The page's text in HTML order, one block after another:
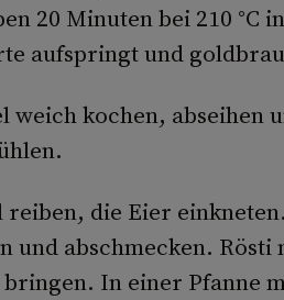
20 Minuten bei 210 °C
aufspringt und
weich kochen, abseihen
reiben, die Eier
und abschmecken. Rösti
In einer Pfanne